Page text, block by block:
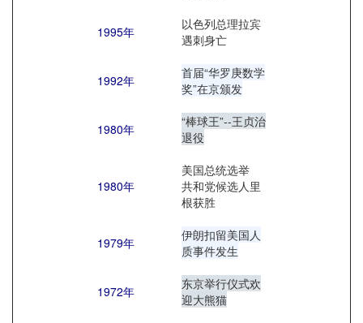
1995年
以色列总理拉宾
遇刺身亡
1992年
首届“华罗庚数学
奖”在京颁发
1980年
“棒球王”--王贞治
退役
1980年
美国总统选举
共和党候选人里
根获胜
1979年
伊朗扣留美国人
质事件发生
1972年
东京举行仪式欢
迎大熊猫